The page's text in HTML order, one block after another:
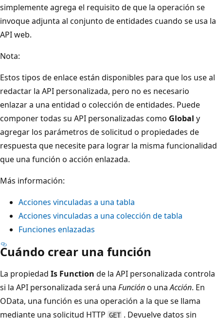
simplemente agrega el requisito de que la operación se
invoque adjunta al conjunto de entidades cuando se usa la
API web.
Nota:
Estos tipos de enlace están disponibles para que los use al
redactar la API personalizada, pero no es necesario
enlazar a una entidad o colección de entidades. Puede
componer todas su API personalizadas como Global y
agregar los parámetros de solicitud o propiedades de
respuesta que necesite para lograr la misma funcionalidad
que una función o acción enlazada.
Más información:
Acciones vinculadas a una tabla
Acciones vinculadas a una colección de tabla
Funciones enlazadas
Cuándo crear una función
La propiedad Is Function de la API personalizada controla
si la API personalizada será una Funcióno unaAcción. En
OData, una función es una operación a la que se llama
mediante una solicitud HTTP GET . Devuelve datos sin